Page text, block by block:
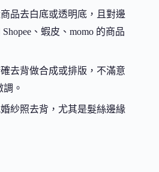
商品去白底或透明底，且對邊
、蝦皮、momo 的商品
確去背做合成或排版，不滿意
。
婚紗照去背，尤其是髮絲邊緣